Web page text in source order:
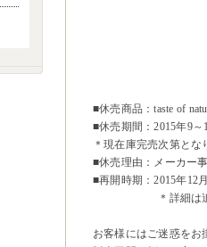
■休売商品：taste of
■休売期間：2015年9～
＊現在庫完売次第とな
■休売理由：メーカー
■再開時期：2015年12
＊詳細は追って
お客様にはご迷惑をお